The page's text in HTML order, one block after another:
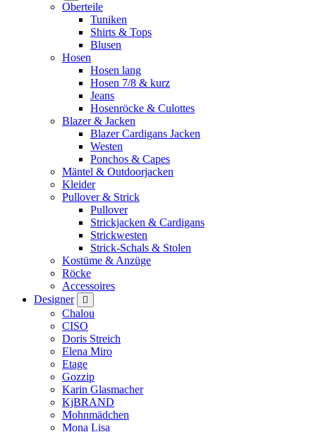
Oberteile
Tuniken
Shirts & Tops
Blusen
Hosen
Hosen lang
Hosen 7/8 & kurz
Jeans
Hosenröcke & Culottes
Blazer & Jacken
Blazer Cardigans Jacken
Westen
Ponchos & Capes
Mäntel & Outdoorjacken
Kleider
Pullover & Strick
Pullover
Strickjacken & Cardigans
Strickwesten
Strick-Schals & Stolen
Kostüme & Anzüge
Röcke
Accessoires
Designer
Chalou
CISO
Doris Streich
Elena Miro
Etage
Gozzip
Karin Glasmacher
KjBRAND
Mohnmädchen
Mona Lisa